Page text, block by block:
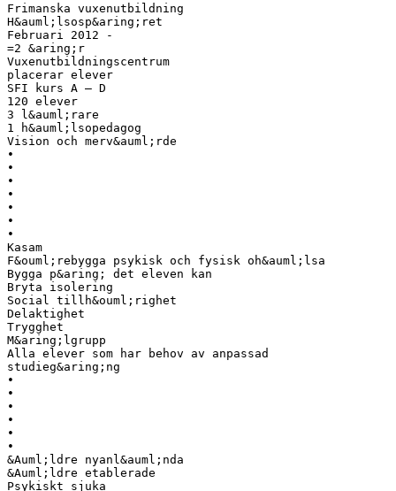
Frimanska vuxenutbildning
H&auml;lsosp&aring;ret
Februari 2012 -
=2 &aring;r
Vuxenutbildningscentrum
placerar elever
SFI kurs A – D
120 elever
3 l&auml;rare
1 h&auml;lsopedagog
Vision och merv&auml;rde
•
•
•
•
•
•
•
Kasam
F&ouml;rebygga psykisk och fysisk oh&auml;lsa
Bygga p&aring; det eleven kan
Bryta isolering
Social tillh&ouml;righet
Delaktighet
Trygghet
M&aring;lgrupp
Alla elever som har behov av anpassad
studieg&aring;ng
•
•
•
•
•
•
&Auml;ldre nyanl&auml;nda
&Auml;ldre etablerade
Psykiskt sjuka